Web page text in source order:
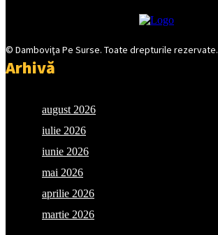
© Damboviţa Pe Surse. Toate drepturile rezervate.
Arhivă
august 2026
iulie 2026
iunie 2026
mai 2026
aprilie 2026
martie 2026